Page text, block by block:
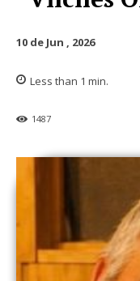
10 de Jun , 2026
Less than 1 min.
1487